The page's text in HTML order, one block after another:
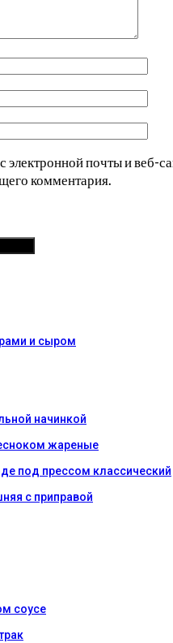
электронной почты и веб-
комментария.
и сыром
начинкой
жареные
под прессом классический
с приправой
соусе